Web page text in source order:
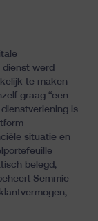
dienst werd
te maken
graag “een
is
situatie en
belegd,
Semmie